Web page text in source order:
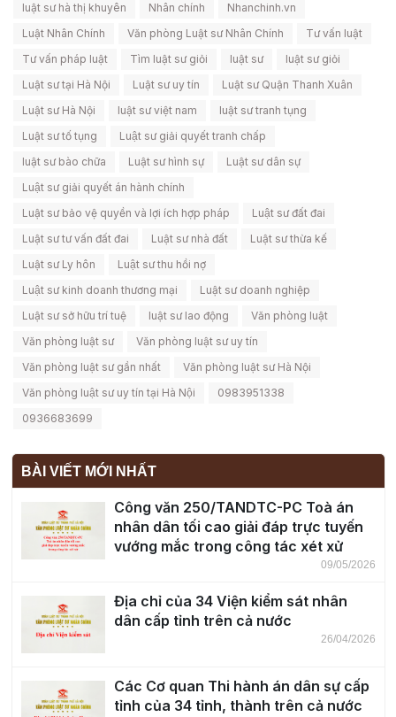
luật sư hà thị khuyên Nhân chính
Nhanchinh.vn
Luật Nhân Chính
Văn phòng Luật sư Nhân Chính
Tư vấn luật
Tư vấn pháp luật
Tìm luật sư giỏi luật sư
luật sư giỏi
Luật sư tại Hà Nội
Luật sư uy tín
Luật sư Quận Thanh Xuân
Luật sư Hà Nội
luật sư việt nam
luật sư tranh tụng
Luật sư tố tụng
Luật sư giải quyết tranh chấp
luật sư bào chữa
Luật sư hình sự
Luật sư dân sự
Luật sư giải quyết án hành chính
Luật sư bảo vệ quyền và lợi ích hợp pháp
Luật sư đất đai
Luật sư tư vấn đất đai
Luật sư nhà đất
Luật sư thừa kế
Luật sư Ly hôn
Luật sư thu hồi nợ
Luật sư kinh doanh thương mại
Luật sư doanh nghiệp
Luật sư sở hữu trí tuệ
luật sư lao động
Văn phòng luật
Văn phòng luật sư
Văn phòng luật sư uy tín
Văn phòng luật sư gần nhất
Văn phòng luật sư Hà Nội
Văn phòng luật sư uy tín tại Hà Nội
0983951338
0936683699
BÀI VIẾT MỚI NHẤT
Công văn 250/TANDTC-PC Toà án
nhân dân tối cao giải đáp trực tuyến
vướng mắc trong công tác xét xử
09/05/2026
Địa chỉ của 34 Viện kiểm sát nhân
dân cấp tỉnh trên cả nước
26/04/2026
Các Cơ quan Thi hành án dân sự cấp
tỉnh của 34 tỉnh, thành trên cả nước